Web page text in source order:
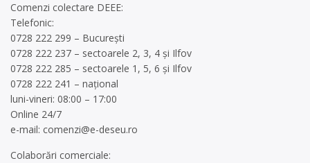
Comenzi colectare DEEE:
Telefonic:
0728 222 299 – București
0728 222 237 – sectoarele 2, 3, 4 și Ilfov
0728 222 285 – sectoarele 1, 5, 6 și Ilfov
0728 222 241 – național
luni-vineri: 08:00 – 17:00
Online 24/7
e-mail: comenzi@e-deseu.ro
Colaborări comerciale: